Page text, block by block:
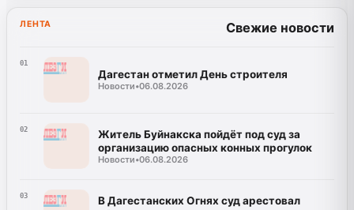
ЛЕНТА Свежие новости
01
Дагестан отметил День строителя
Новости•06.08.2026
02
Житель Буйнакска пойдёт под суд за
организацию опасных конных прогулок
Новости•06.08.2026
03
В Дагестанских Огнях суд арестовал